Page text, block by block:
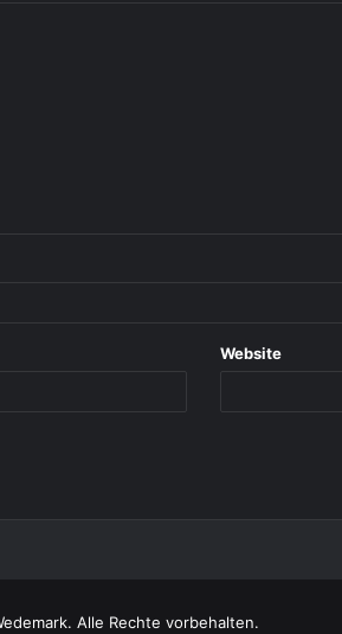
Website
Alle Rechte vorbehalten.